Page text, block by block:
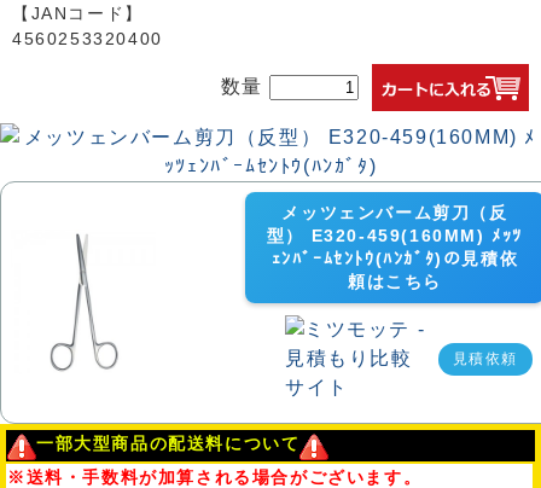
【JANコード】
4560253320400
数量
メッツェンバーム剪刀（反
型） E320-459(160MM) ﾒｯﾂ
ｪﾝﾊﾞｰﾑｾﾝﾄｳ(ﾊﾝｶﾞﾀ)の見積依
頼はこちら
見積依頼
一部大型商品の配送料について
※送料・手数料が加算される場合がございます。